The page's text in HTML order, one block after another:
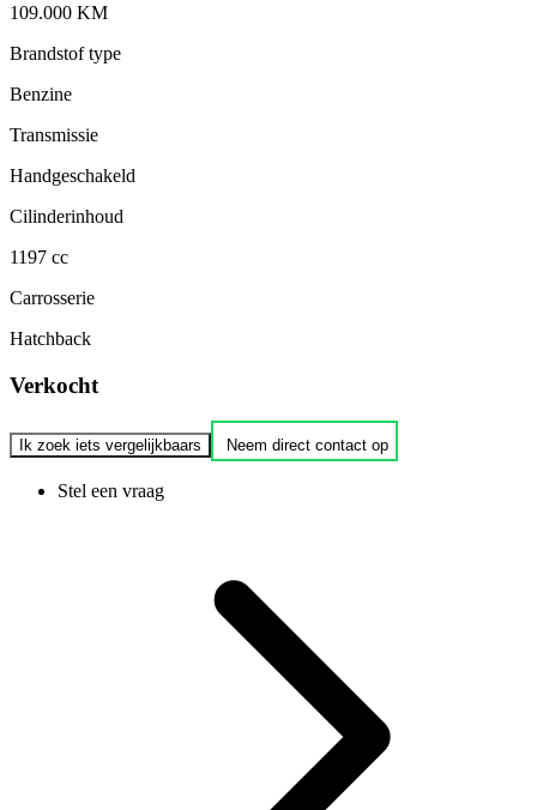
109.000 KM
Brandstof type
Benzine
Transmissie
Handgeschakeld
Cilinderinhoud
1197 cc
Carrosserie
Hatchback
Verkocht
Ik zoek iets vergelijkbaars Neem direct contact op
Stel een vraag